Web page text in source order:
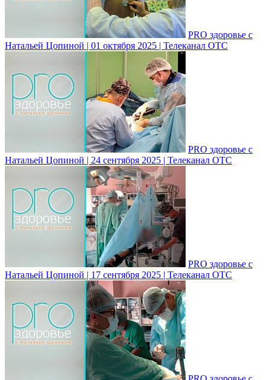
PRO здоровье с
Натальей Цопиной | 01 октября 2025 | Телеканал ОТС
PRO здоровье с
Натальей Цопиной | 24 сентября 2025 | Телеканал ОТС
PRO здоровье с
Натальей Цопиной | 17 сентября 2025 | Телеканал ОТС